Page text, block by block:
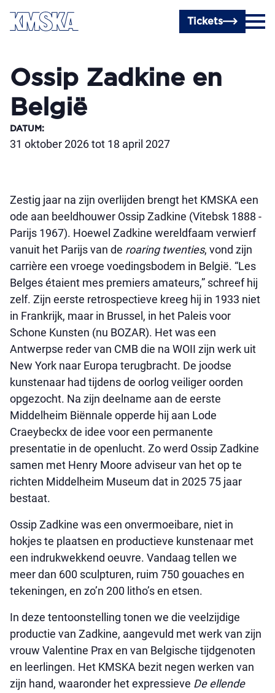
Ga naar hoofdinhoud
Tickets
Ossip Zadkine en
België
DATUM :
31 oktober 2026 tot 18 april 2027
Zestig jaar na zijn overlijden brengt het KMSKA een
ode aan beeldhouwer Ossip Zadkine (Vitebsk 1888 -
Parijs 1967). Hoewel Zadkine wereldfaam verwierf
vanuit het Parijs van de roaring twenties, vond zijn
carrière een vroege voedingsbodem in België. “Les
Belges étaient mes premiers amateurs,” schreef hij
zelf. Zijn eerste retrospectieve kreeg hij in 1933 niet
in Frankrijk, maar in Brussel, in het Paleis voor
Schone Kunsten (nu BOZAR). Het was een
Antwerpse reder van CMB die na WOII zijn werk uit
New York naar Europa terugbracht. De joodse
kunstenaar had tijdens de oorlog veiliger oorden
opgezocht. Na zijn deelname aan de eerste
Middelheim Biënnale opperde hij aan Lode
Craeybeckx de idee voor een permanente
presentatie in de openlucht. Zo werd Ossip Zadkine
samen met Henry Moore adviseur van het op te
richten Middelheim Museum dat in 2025 75 jaar
bestaat.
Ossip Zadkine was een onvermoeibare, niet in
hokjes te plaatsen en productieve kunstenaar met
een indrukwekkend oeuvre. Vandaag tellen we
meer dan 600 sculpturen, ruim 750 gouaches en
tekeningen, en zo’n 200 litho’s en etsen.
In deze tentoonstelling tonen we die veelzijdige
productie van Zadkine, aangevuld met werk van zijn
vrouw Valentine Prax en van Belgische tijdgenoten
en leerlingen. Het KMSKA bezit negen werken van
zijn hand, waaronder het expressieve De ellende